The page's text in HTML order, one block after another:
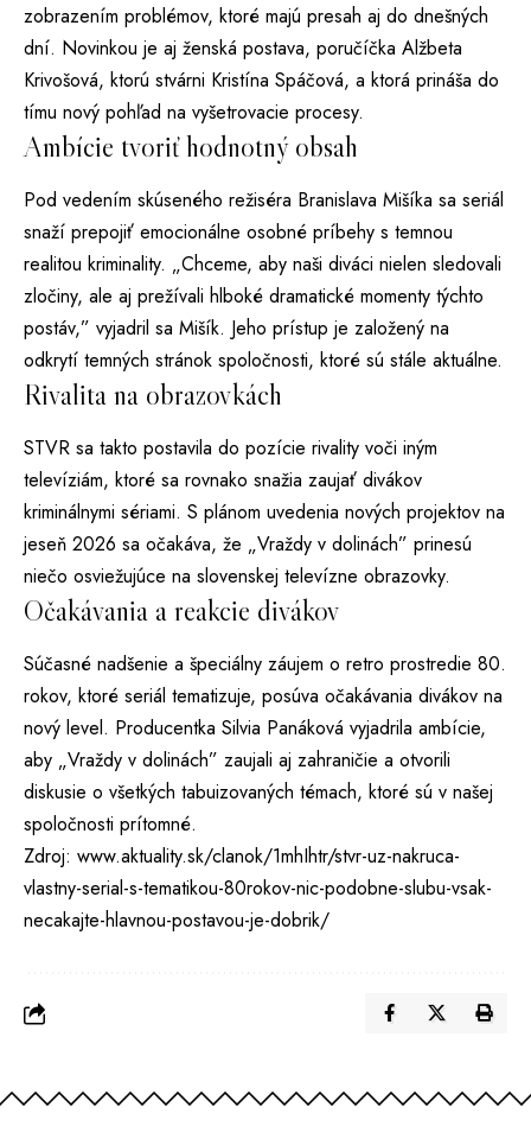
zobrazením problémov, ktoré majú presah aj do dnešných
dní. Novinkou je aj ženská postava, poručíčka Alžbeta
Krivošová, ktorú stvárni Kristína Spáčová, a ktorá prináša do
tímu nový pohľad na vyšetrovacie procesy.
Ambície tvoriť hodnotný obsah
Pod vedením skúseného režiséra Branislava Mišíka sa seriál
snaží prepojiť emocionálne osobné príbehy s temnou
realitou kriminality. „Chceme, aby naši diváci nielen sledovali
zločiny, ale aj prežívali hlboké dramatické momenty týchto
postáv,” vyjadril sa Mišík. Jeho prístup je založený na
odkrytí temných stránok spoločnosti, ktoré sú stále aktuálne.
Rivalita na obrazovkách
STVR sa takto postavila do pozície rivality voči iným
televíziám, ktoré sa rovnako snažia zaujať divákov
kriminálnymi sériami. S plánom uvedenia nových projektov na
jeseň 2026 sa očakáva, že „Vraždy v dolinách” prinesú
niečo osviežujúce na slovenskej televízne obrazovky.
Očakávania a reakcie divákov
Súčasné nadšenie a špeciálny záujem o retro prostredie 80.
rokov, ktoré seriál tematizuje, posúva očakávania divákov na
nový level. Producentka Silvia Panáková vyjadrila ambície,
aby „Vraždy v dolinách” zaujali aj zahraničie a otvorili
diskusie o všetkých tabuizovaných témach, ktoré sú v našej
spoločnosti prítomné.
Zdroj: www.aktuality.sk/clanok/1mhIhtr/stvr-uz-nakruca-
vlastny-serial-s-tematikou-80rokov-nic-podobne-slubu-vsak-
necakajte-hlavnou-postavou-je-dobrik/